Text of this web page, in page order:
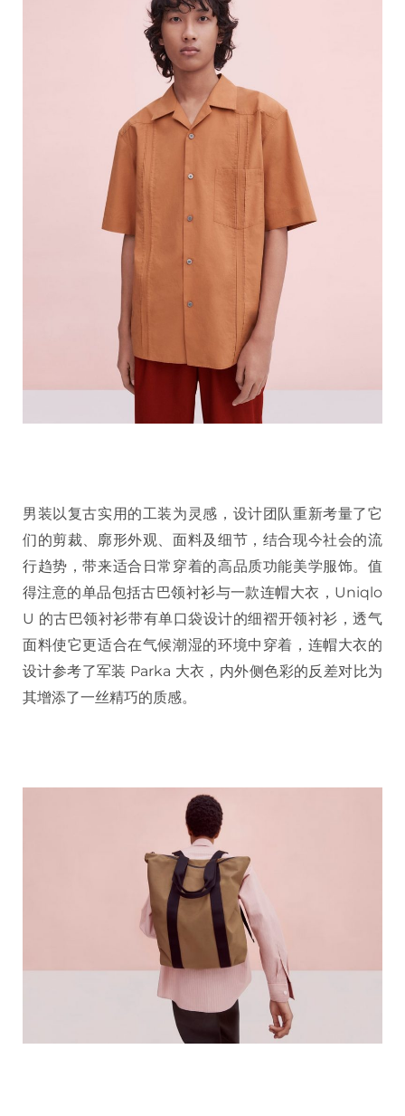
男装以复古实用的工装为灵感，设计团队重新考量了它
们的剪裁、廓形外观、面料及细节，结合现今社会的流
行趋势，带来适合日常穿着的高品质功能美学服饰。值
得注意的单品包括古巴领衬衫与一款连帽大衣，Uniqlo
U 的古巴领衬衫带有单口袋设计的细褶开领衬衫，透气
面料使它更适合在气候潮湿的环境中穿着，连帽大衣的
设计参考了军装 Parka 大衣，内外侧色彩的反差对比为
其增添了一丝精巧的质感。